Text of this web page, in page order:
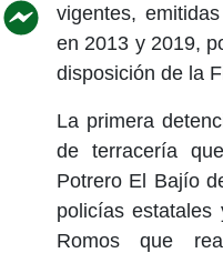
vigentes,
en 2013 y 2019,
disposición de la
La primera
de terracería
Potrero El Bajío
policías
Romos que